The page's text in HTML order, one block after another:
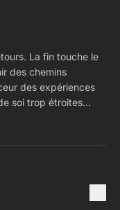
le
des expériences
presque